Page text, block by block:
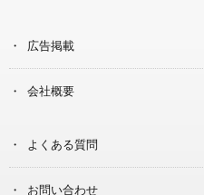
広告掲載
会社概要
よくある質問
お問い合わせ